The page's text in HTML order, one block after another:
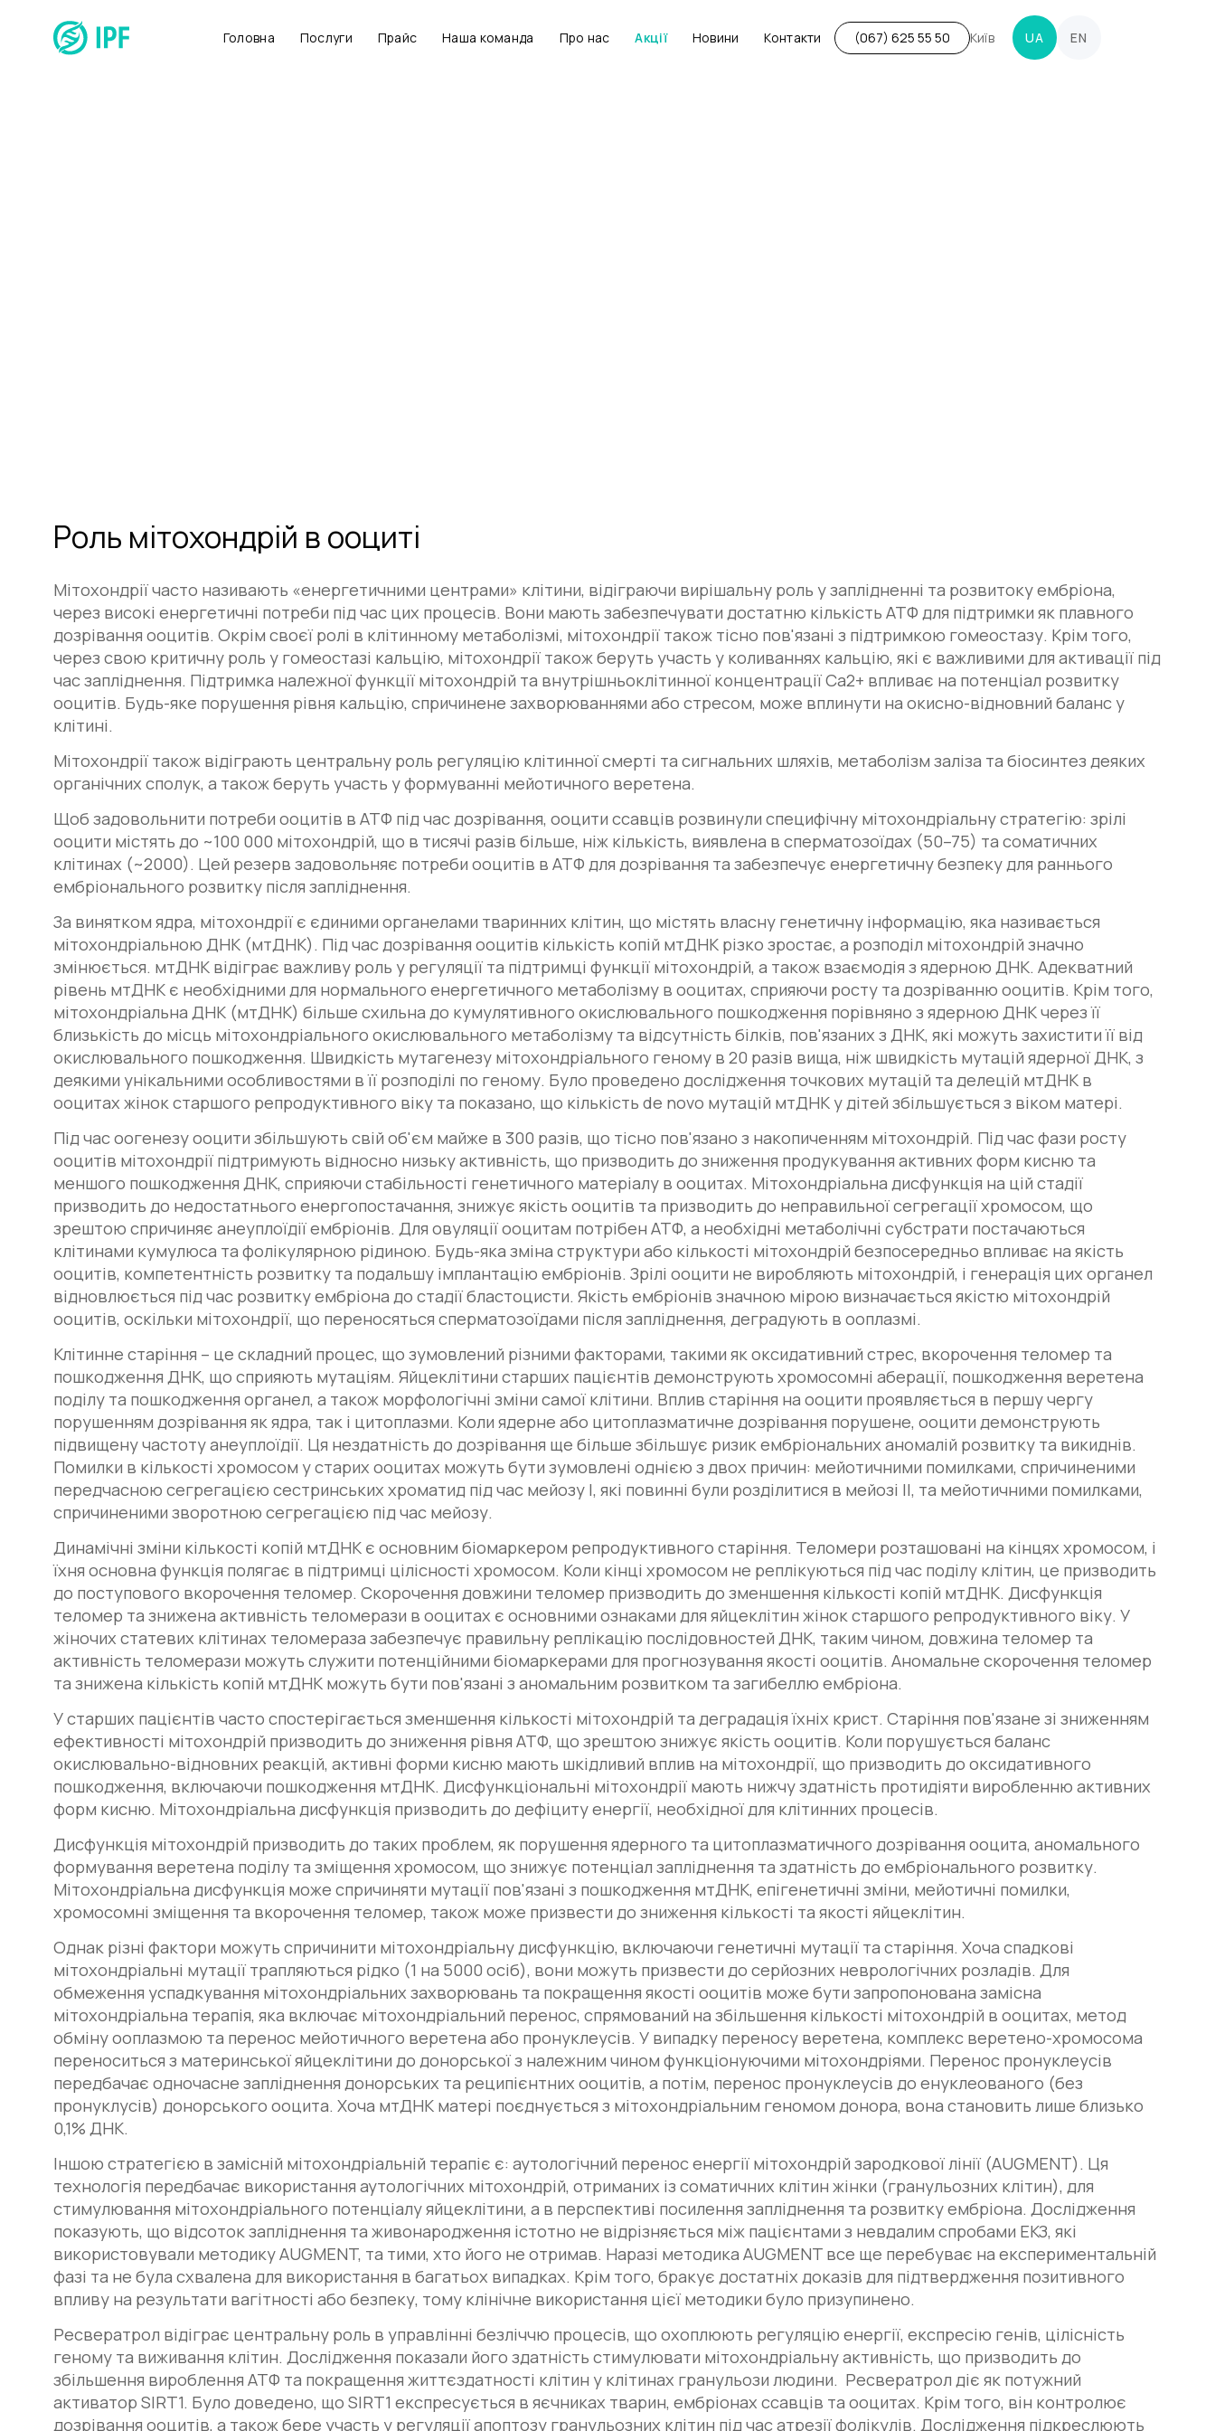
Головна Послуги Прайс Наша команда Про нас Акції Новини Контакти (067) 625 55 50 Київ UA EN
Роль мітохондрій вооциті
Мітохондрії часто називають «енергетичними центрами» клітини, відіграючи вирішальну роль у заплідненні та розвитоку ембріона,
через високі енергетичні потреби під час цих процесів. Вони мають забезпечувати достатню кількість АТФ для підтримки як плавного
дозрівання ооцитів. Окрім своєї ролі в клітинному метаболізмі, мітохондрії також тісно пов'язані з підтримкою гомеостазу. Крім того,
через свою критичну роль у гомеостазі кальцію, мітохондрії також беруть участь у коливаннях кальцію, які є важливими для активації під
час запліднення. Підтримка належної функції мітохондрій та внутрішньоклітинної концентрації Ca2+ впливає на потенціал розвитку
ооцитів. Будь-яке порушення рівня кальцію, спричинене захворюваннями або стресом, може вплинути на окисно-відновний баланс у
клітині.
Мітохондрії також відіграють центральну роль регуляцію клітинної смерті та сигнальних шляхів, метаболізм заліза та біосинтез деяких
органічних сполук, а також беруть участь у формуванні мейотичного веретена.
Щоб задовольнити потреби ооцитів в АТФ під час дозрівання, ооцити ссавців розвинули специфічну мітохондріальну стратегію: зрілі
ооцити містять до ~100 000 мітохондрій, що в тисячі разів більше, ніж кількість, виявлена в сперматозоїдах (50–75) та соматичних
клітинах (~2000). Цей резерв задовольняє потреби ооцитів в АТФ для дозрівання та забезпечує енергетичну безпеку для раннього
ембріонального розвитку після запліднення.
За винятком ядра, мітохондрії є єдиними органелами тваринних клітин, що містять власну генетичну інформацію, яка називається
мітохондріальною ДНК (мтДНК). Під час дозрівання ооцитів кількість копій мтДНК різко зростає, а розподіл мітохондрій значно
змінюється. мтДНК відіграє важливу роль у регуляції та підтримці функції мітохондрій, а також взаємодія з ядерною ДНК. Адекватний
рівень мтДНК є необхідними для нормального енергетичного метаболізму в ооцитах, сприяючи росту та дозріванню ооцитів. Крім того,
мітохондріальна ДНК (мтДНК) більше схильна до кумулятивного окислювального пошкодження порівняно з ядерною ДНК через її
близькість до місць мітохондріального окислювального метаболізму та відсутність білків, пов'язаних з ДНК, які можуть захистити її від
окислювального пошкодження. Швидкість мутагенезу мітохондріального геному в 20 разів вища, ніж швидкість мутацій ядерної ДНК, з
деякими унікальними особливостями в її розподілі по геному. Було проведено дослідження точкових мутацій та делецій мтДНК в
ооцитах жінок старшого репродуктивного віку та показано, що кількість de novo мутацій мтДНК у дітей збільшується з віком матері.
Під час оогенезу ооцити збільшують свій об'єм майже в 300 разів, що тісно пов'язано з накопиченням мітохондрій. Під час фази росту
ооцитів мітохондрії підтримують відносно низьку активність, що призводить до зниження продукування активних форм кисню та
меншого пошкодження ДНК, сприяючи стабільності генетичного матеріалу в ооцитах. Мітохондріальна дисфункція на цій стадії
призводить до недостатнього енергопостачання, знижує якість ооцитів та призводить до неправильної сегрегації хромосом, що
зрештою спричиняє анеуплоїдії ембріонів. Для овуляції ооцитам потрібен АТФ, а необхідні метаболічні субстрати постачаються
клітинами кумулюса та фолікулярною рідиною. Будь-яка зміна структури або кількості мітохондрій безпосередньо впливає на якість
ооцитів, компетентність розвитку та подальшу імплантацію ембріонів. Зрілі ооцити не виробляють мітохондрій, і генерація цих органел
відновлюється під час розвитку ембріона до стадії бластоцисти. Якість ембріонів значною мірою визначається якістю мітохондрій
ооцитів, оскільки мітохондрії, що переносяться сперматозоїдами після запліднення, деградують в ооплазмі.
Клітинне старіння – це складний процес, що зумовлений різними факторами, такими як оксидативний стрес, вкорочення теломер та
пошкодження ДНК, що сприяють мутаціям. Яйцеклітини старших пацієнтів демонструють хромосомні аберації, пошкодження веретена
поділу та пошкодження органел, а також морфологічні зміни самої клітини. Вплив старіння на ооцити проявляється в першу чергу
порушенням дозрівання як ядра, так і цитоплазми. Коли ядерне або цитоплазматичне дозрівання порушене, ооцити демонструють
підвищену частоту анеуплоїдії. Ця нездатність до дозрівання ще більше збільшує ризик ембріональних аномалій розвитку та викиднів.
Помилки в кількості хромосом у старих ооцитах можуть бути зумовлені однією з двох причин: мейотичними помилками, спричиненими
передчасною сегрегацією сестринських хроматид під час мейозу I, які повинні були розділитися в мейозі II, та мейотичними помилками,
спричиненими зворотною сегрегацією під час мейозу.
Динамічні зміни кількості копій мтДНК є основним біомаркером репродуктивного старіння. Теломери розташовані на кінцях хромосом, і
їхня основна функція полягає в підтримці цілісності хромосом. Коли кінці хромосом не реплікуються під час поділу клітин, це призводить
до поступового вкорочення теломер. Скорочення довжини теломер призводить до зменшення кількості копій мтДНК. Дисфункція
теломер та знижена активність теломерази в ооцитах є основними ознаками для яйцеклітин жінок старшого репродуктивного віку. У
жіночих статевих клітинах теломераза забезпечує правильну реплікацію послідовностей ДНК, таким чином, довжина теломер та
активність теломерази можуть служити потенційними біомаркерами для прогнозування якості ооцитів. Аномальне скорочення теломер
та знижена кількість копій мтДНК можуть бути пов'язані з аномальним розвитком та загибеллю ембріона.
У старших пацієнтів часто спостерігається зменшення кількості мітохондрій та деградація їхніх крист. Старіння пов'язане зі зниженням
ефективності мітохондрій призводить до зниження рівня АТФ, що зрештою знижує якість ооцитів. Коли порушується баланс
окислювально-відновних реакцій, активні форми кисню мають шкідливий вплив на мітохондрії, що призводить до оксидативного
пошкодження, включаючи пошкодження мтДНК. Дисфункціональні мітохондрії мають нижчу здатність протидіяти виробленню активних
форм кисню. Мітохондріальна дисфункція призводить до дефіциту енергії, необхідної для клітинних процесів.
Дисфункція мітохондрій призводить до таких проблем, як порушення ядерного та цитоплазматичного дозрівання ооцита, аномального
формування веретена поділу та зміщення хромосом, що знижує потенціал запліднення та здатність до ембріонального розвитку.
Мітохондріальна дисфункція може спричиняти мутації пов'язані з пошкодження мтДНК, епігенетичні зміни, мейотичні помилки,
хромосомні зміщення та вкорочення теломер, також може призвести до зниження кількості та якості яйцеклітин.
Однак різні фактори можуть спричинити мітохондріальну дисфункцію, включаючи генетичні мутації та старіння. Хоча спадкові
мітохондріальні мутації трапляються рідко (1 на 5000 осіб), вони можуть призвести до серйозних неврологічних розладів. Для
обмеження успадкування мітохондріальних захворювань та покращення якості ооцитів може бути запропонована замісна
мітохондріальна терапія, яка включає мітохондріальний перенос, спрямований на збільшення кількості мітохондрій в ооцитах, метод
обміну ооплазмою та перенос мейотичного веретена або пронуклеусів. У випадку переносу веретена, комплекс веретено-хромосома
переноситься з материнської яйцеклітини до донорської з належним чином функціонуючими мітохондріями. Перенос пронуклеусів
передбачає одночасне запліднення донорських та реципієнтних ооцитів, а потім, перенос пронуклеусів до енуклеованого (без
пронуклусів) донорського ооцита. Хоча мтДНК матері поєднується з мітохондріальним геномом донора, вона становить лише близько
0,1% ДНК.
Іншою стратегією в замісній мітохондріальній терапіє є: аутологічний перенос енергії мітохондрій зародкової лінії (AUGMENT). Ця
технологія передбачає використання аутологічних мітохондрій, отриманих із соматичних клітин жінки (гранульозних клітин), для
стимулювання мітохондріального потенціалу яйцеклітини, а в перспективі посилення запліднення та розвитку ембріона. Дослідження
показують, що відсоток запліднення та живонародження істотно не відрізняється між пацієнтами з невдалим спробами ЕКЗ, які
використовували методику AUGMENT, та тими, хто його не отримав. Наразі методика AUGMENT все ще перебуває на експериментальній
фазі та не була схвалена для використання в багатьох випадках. Крім того, бракує достатніх доказів для підтвердження позитивного
впливу на результати вагітності або безпеку, тому клінічне використання цієї методики було призупинено.
Ресвератрол відіграє центральну роль в управлінні безліччю процесів, що охоплюють регуляцію енергії, експресію генів, цілісність
геному та виживання клітин. Дослідження показали його здатність стимулювати мітохондріальну активність, що призводить до
збільшення вироблення АТФ та покращення життєздатності клітин у клітинах гранульози людини. Ресвератрол діє як потужний
активатор SIRT1. Було доведено, що SIRT1 експресується в яєчниках тварин, ембріонах ссавців та ооцитах. Крім того, він контролює
дозрівання ооцитів, а також бере участь у регуляції апоптозу гранульозних клітин під час атрезії фолікулів. Дослідження підкреслюють